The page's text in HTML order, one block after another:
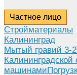
Частное лицо
Стройматериалы
Калининград
Мытый гравий 3-